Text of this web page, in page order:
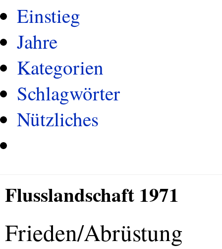
Einstieg
Jahre
Kategorien
Schlagwörter
Nützliches
Flusslandschaft 1971
Frieden/Abrüstung